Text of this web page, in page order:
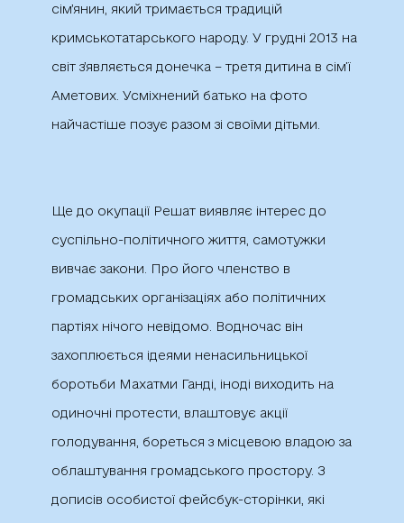
сім’янин, який тримається традицій
кримськотатарського народу. У грудні 2013 на
світ з’являється донечка – третя дитина в сім’ї
Аметових. Усміхнений батько на фото
найчастіше позує разом зі своїми дітьми.
Ще до окупації Решат виявляє інтерес до
суспільно-політичного життя, самотужки
вивчає закони. Про його членство в
громадських організаціях або політичних
партіях нічого невідомо. Водночас він
захоплюється ідеями ненасильницької
боротьби Махатми Ганді, іноді виходить на
одиночні протести, влаштовує акції
голодування, бореться з місцевою владою за
облаштування громадського простору. З
дописів особистої фейсбук-сторінки, які